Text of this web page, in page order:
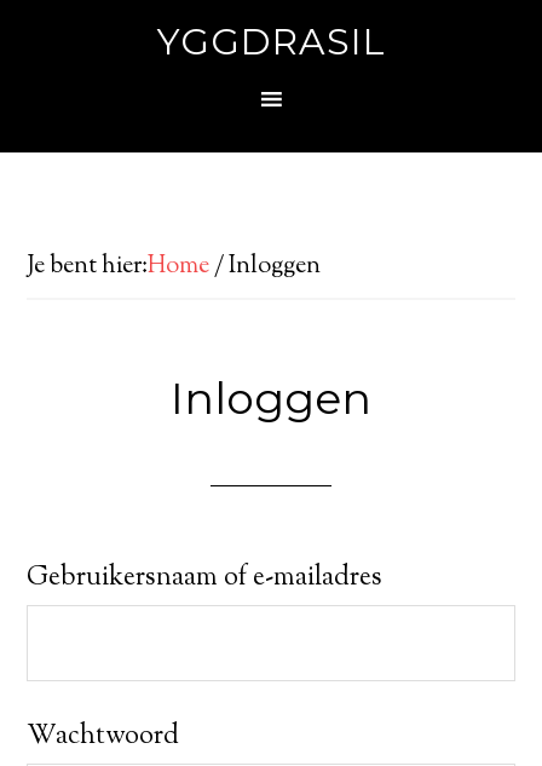
YGGDRASIL
Je bent hier:Home/Inloggen
Inloggen
Gebruikersnaam of e-mailadres
Wachtwoord